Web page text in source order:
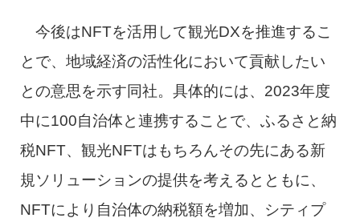
今後はNFTを活用して観光DXを推進するこ
とで、地域経済の活性化において貢献したい
との意思を示す同社。具体的には、2023年度
中に100自治体と連携することで、ふるさと納
税NFT、観光NFTはもちろんその先にある新
規ソリューションの提供を考えるとともに、
NFTにより自治体の納税額を増加、シティプ